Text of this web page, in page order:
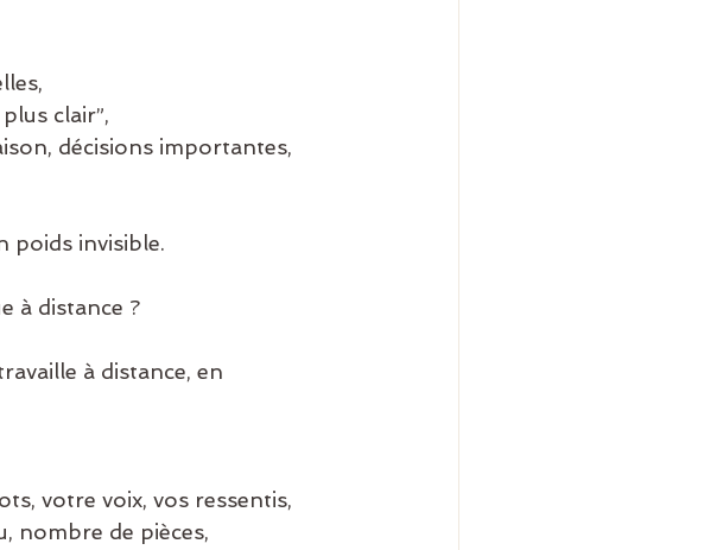
clair”,
poids invisible.
à distance ?
à distance, en
votre voix, vos ressentis,